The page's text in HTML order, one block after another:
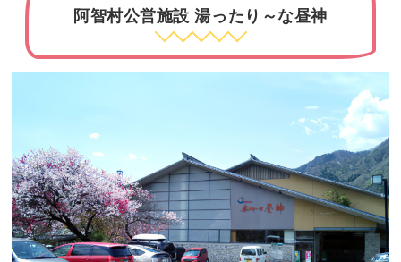
阿智村公営施設 湯ったり～な昼神